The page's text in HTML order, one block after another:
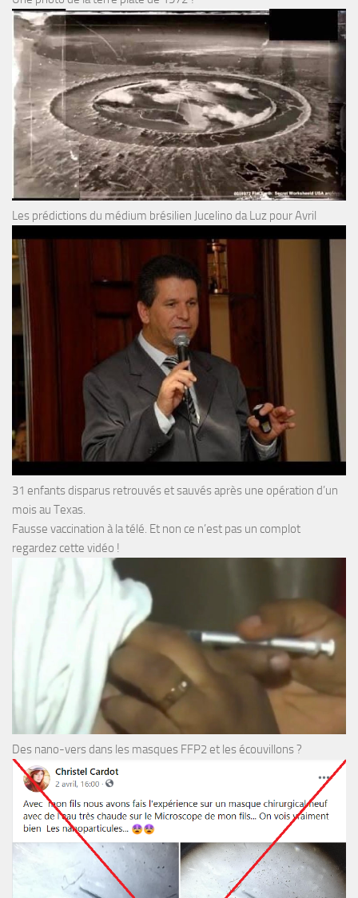
Les prédictions du médium brésilien Jucelino da Luz pour Avril
31 enfants disparus retrouvés et sauvés après une opération d’un
mois au Texas.
Fausse vaccination à la télé. Et non ce n’est pas un complot
regardez cette vidéo !
Des nano-vers dans les masques FFP2 et les écouvillons ?